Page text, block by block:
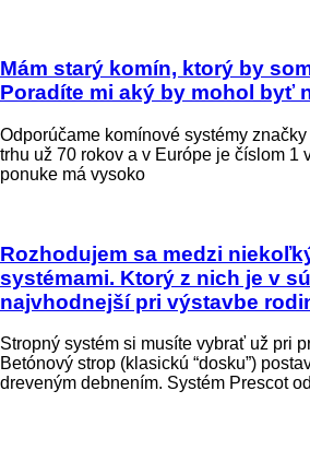
Mám starý komín, ktorý by
Poradíte mi aký by mohol byť
Odporúčame komínové systémy
trhu už 70 rokov a v Európe je číslom 1
ponuke má vysoko
Rozhodujem sa medzi
systémami. Ktorý z nich je v
najvhodnejší pri výstavbe
Stropný systém si musíte vybrať už pri
Betónový strop (klasickú “dosku”)
dreveným debnením. Systém Prescot